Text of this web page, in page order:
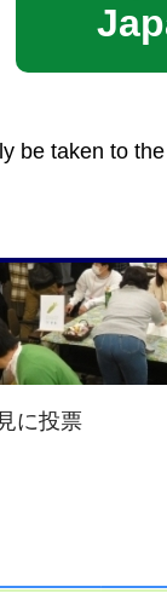
be taken to
に投票